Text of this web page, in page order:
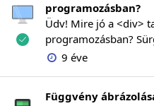
programozásban?
Üdv! Mire jó a <div>
programozásban?
9 éve
Függvény